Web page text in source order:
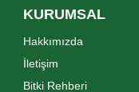
KURUMSAL
Hakkımızda
İletişim
Bitki Rehberi